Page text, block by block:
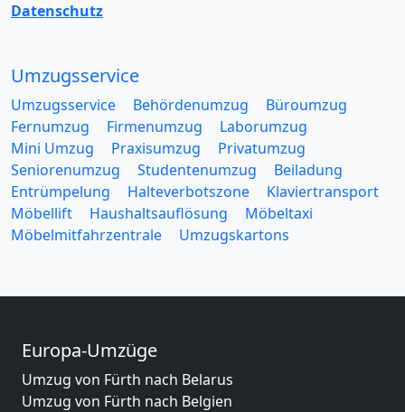
Datenschutz
Umzugsservice
Umzugsservice Behördenumzug
Büroumzug
Fernumzug
Firmenumzug
Laborumzug
Mini Umzug
Praxisumzug
Privatumzug
Seniorenumzug
Studentenumzug
Beiladung
Entrümpelung
Halteverbotszone
Klaviertransport
Möbellift
Haushaltsauflösung
Möbeltaxi
Möbelmitfahrzentrale
Umzugskartons
Europa-Umzüge
Umzug von Fürth nach Belarus
Umzug von Fürth nach Belgien